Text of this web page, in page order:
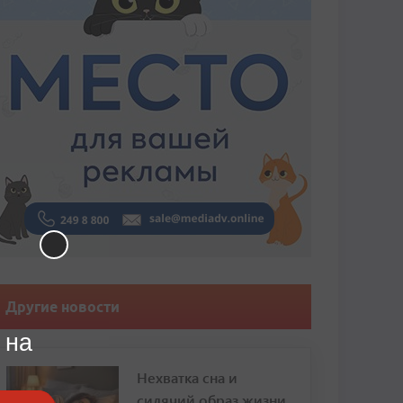
Другие новости
Нехватка сна и